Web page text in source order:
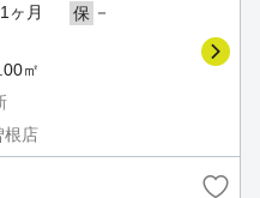
1ヶ月 保 －
㎡
根店